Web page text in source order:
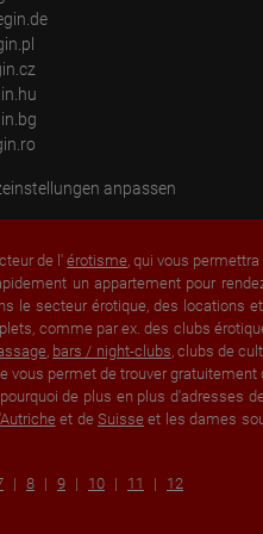
to third parties where
third parties process the
address of users is shortened by
Union or in other
the European Economic Area,
Only in exceptional
to a Google server in the USA
by the user's browser is
or referring website)
on other pages of the portal or
anpassen
de l'érotisme, qui vous
un appartement pour
secteur érotique, des locations
comme par ex. des clubs
, bars / night-clubs, clubs de
vous permet de trouver
de plus en plus d'adresses
et de Suisseet les dames
8 9 10 11 12